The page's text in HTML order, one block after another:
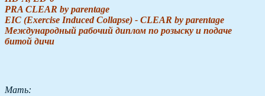
PRA CLEAR by parentage
EIC (Exercise Induced Collapse) - CLEAR by parentage
Международный рабочий диплом по розыску и подаче
битой дичи
Мать: